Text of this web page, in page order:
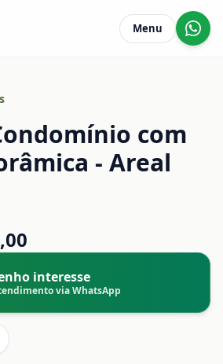
Menu
com
- Areal
interesse
via WhatsApp